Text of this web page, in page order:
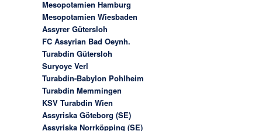
Mesopotamien Hamburg
Mesopotamien Wiesbaden
Assyrer Gütersloh
FC Assyrian Bad Oeynh.
Turabdin Gütersloh
Suryoye Verl
Turabdin-Babylon Pohlheim
Turabdin Memmingen
KSV Turabdin Wien
Assyriska Göteborg (SE)
Assyriska Norrköpping (SE)